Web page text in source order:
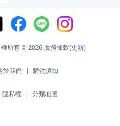
所有 © 2026 服務條款(更新)
於我們 | 購物須知
隱私權 | 分類地圖